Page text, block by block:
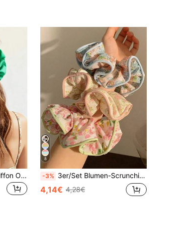
1 Stück grüner Satin-Chiffon Oversized Scrunchie, geeignet für Urlaub und Reise Haargummis, Haargummis für Zöpfe, Schönheit Heim Haarzubehör, Urlaubszubehör, Festival, Geburtstag
8
-3% 3er/Set Blumen-Scrunchies Oversized Haargummis, süße Pferdeschwanz-Halter, Schulanfang, Geschenke Haarzubehör Elastikband Haargummis
4,14€ 4,28€